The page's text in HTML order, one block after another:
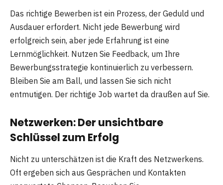
Das richtige Bewerben ist ein Prozess, der Geduld und
Ausdauer erfordert. Nicht jede Bewerbung wird
erfolgreich sein, aber jede Erfahrung ist eine
Lernmöglichkeit. Nutzen Sie Feedback, um Ihre
Bewerbungsstrategie kontinuierlich zu verbessern.
Bleiben Sie am Ball, und lassen Sie sich nicht
entmutigen. Der richtige Job wartet da draußen auf Sie.
Netzwerken: Der unsichtbare
Schlüssel zum Erfolg
Nicht zu unterschätzen ist die Kraft des Netzwerkens.
Oft ergeben sich aus Gesprächen und Kontakten